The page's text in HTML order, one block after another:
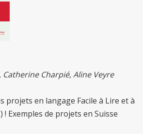
Charpié, Aline Veyre
projets en langage Facile à Lire et à
! Exemples de projets en Suisse